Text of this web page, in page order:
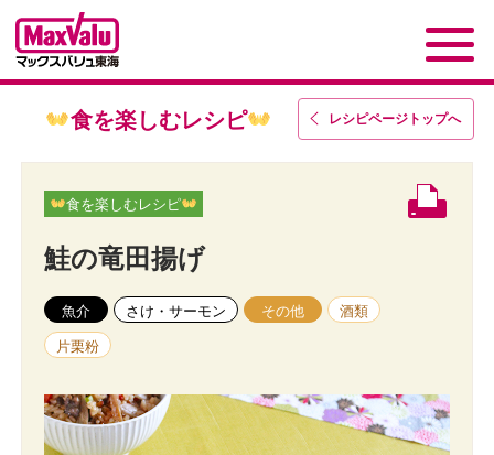
レシピページトップへ
食を楽しむレシピ
食を楽しむレシピ
鮭の竜田揚げ
魚介 さけ・サーモン その他 酒類
片栗粉